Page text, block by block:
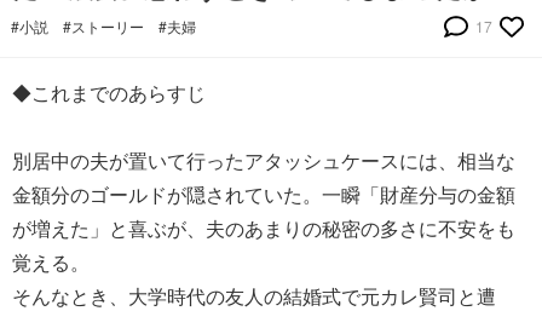
#小説 #ストーリー #夫婦 17
◆これまでのあらすじ
別居中の夫が置いて行ったアタッシュケースには、相当な
金額分のゴールドが隠されていた。一瞬「財産分与の金額
が増えた」と喜ぶが、夫のあまりの秘密の多さに不安をも
覚える。
そんなとき、大学時代の友人の結婚式で元カレ賢司と遭